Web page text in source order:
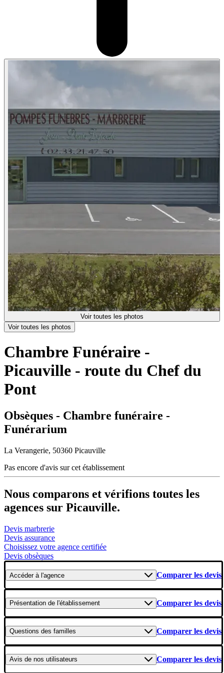
Voir toutes les photos
Voir toutes les photos
Chambre Funéraire -
Picauville - route du Chef du
Pont
Obsèques - Chambre funéraire -
Funérarium
La Verangerie, 50360 Picauville
Pas encore d'avis sur cet établissement
Nous comparons et vérifions toutes les
agences sur Picauville.
Devis marbrerie
Devis assurance
Choisissez votre agence certifiée
Devis obsèques
Accéderà l'agence Comparer les devis
Présentation de l'établissement Comparer les devis
Questions des familles Comparer les devis
Avis de nos utilisateurs Comparer les devis